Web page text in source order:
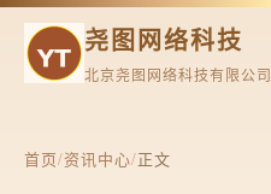
尧图网络科技
北京尧图网络科技有限公司
首页/资讯中心/正文